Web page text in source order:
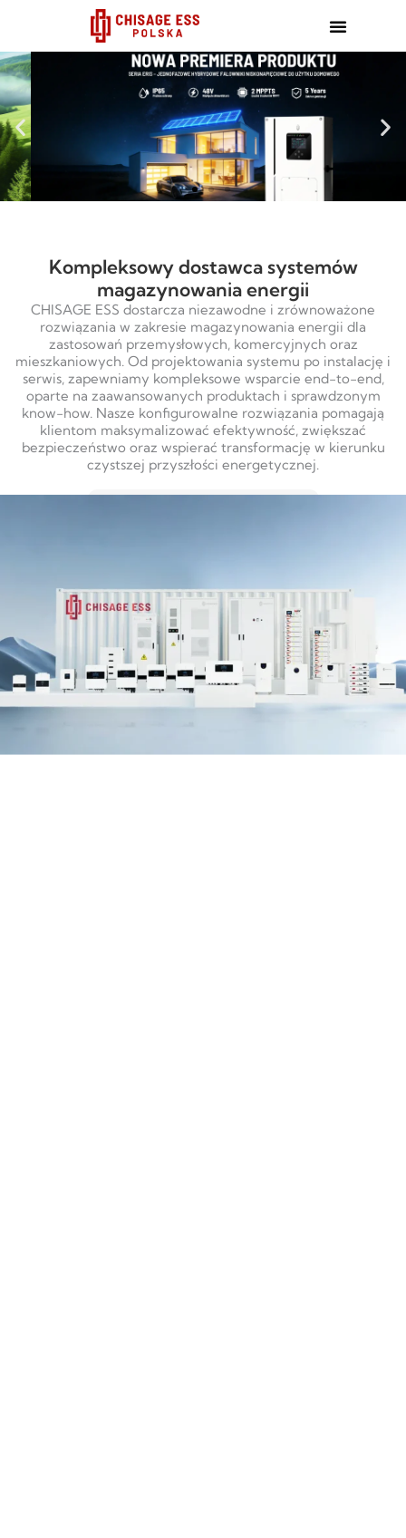
容
Kompleksowy dostawca systemów
magazynowania energii
CHISAGE ESS dostarcza niezawodne i zrównoważone
rozwiązania w zakresie magazynowania energii dla
zastosowań przemysłowych, komercyjnych oraz
mieszkaniowych. Od projektowania systemu po instalację i
serwis, zapewniamy kompleksowe wsparcie end-to-end,
oparte na zaawansowanych produktach i sprawdzonym
know-how. Nasze konfigurowalne rozwiązania pomagają
klientom maksymalizować efektywność, zwiększać
bezpieczeństwo oraz wspierać transformację w kierunku
czystszej przyszłości energetycznej.